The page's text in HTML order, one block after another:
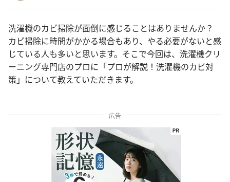
洗濯機のカビ掃除が面倒に感じることはありませんか？
カビ掃除に時間がかかる場合もあり、やる必要がないと感
じている人も多いと思います。そこで今回は、洗濯機クリ
ーニング専門店のプロに「プロが解説！洗濯機のカビ対
策」について教えていただきます。
広告